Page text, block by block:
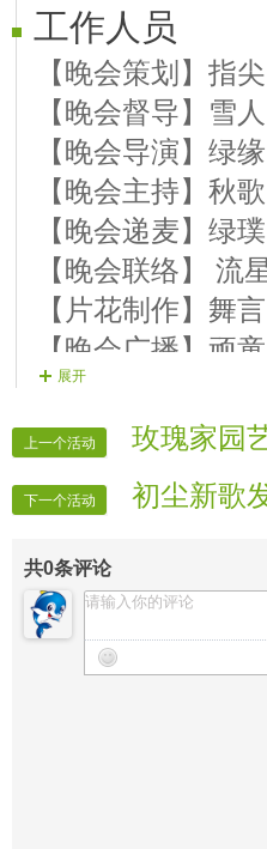
工作人员
【晚会策划】指尖
【晚会督导】雪人
【晚会导演】绿缘
【晚会主持】秋歌
【晚会递麦】绿璞
【晚会联络】 流
【片花制作】舞言
【晚会广播】顽
【晚会秩序】执着
展开
上一个活动 玫瑰家园
下一个活动 初尘新歌
共0条评论